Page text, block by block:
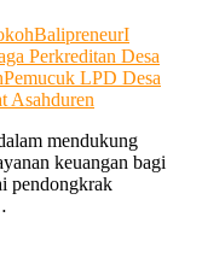
BalipreneurI
Perkreditan Desa
Pemucuk LPD Desa
Asahduren
mendukung
keuangan bagi
pendongkrak